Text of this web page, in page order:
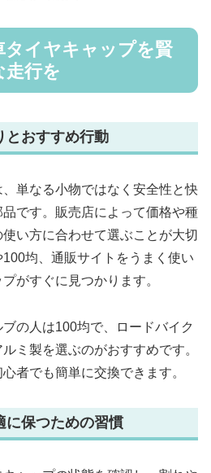
タイヤキャップを賢
走行を
とおすすめ行動
単なる小物ではなく安全性と快
です。販売店によって価格や種
い方に合わせて選ぶことが大切
均、通販サイトをうまく使い
がすぐに見つかります。
の人は100均で、ロードバイク
ミ製を選ぶのがおすすめです。
者でも簡単に交換できます。
に保つための習慣